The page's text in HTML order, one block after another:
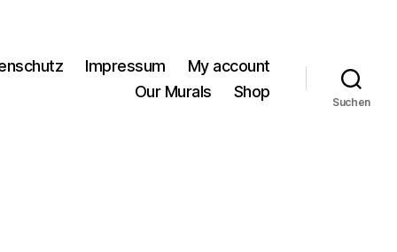
Impressum
My account
Our Murals
Shop
Suchen